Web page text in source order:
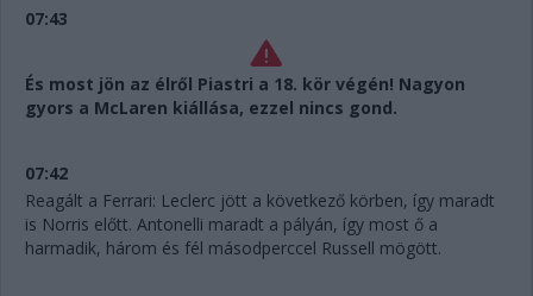
07:43
És most jön az élről Piastri a 18. kör végén! Nagyon
gyors a McLaren kiállása, ezzel nincs gond.
07:42
Reagált a Ferrari: Leclerc jött a következő körben, így maradt
is Norris előtt. Antonelli maradt a pályán, így most ő a
harmadik, három és fél másodperccel Russell mögött.